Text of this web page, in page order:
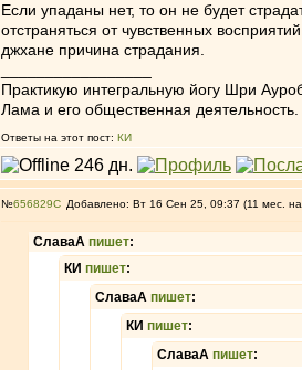
Если упаданы нет, то он не будет
отстраняться от чувственных
джхане причина страдания.
Практикую интегральную йогу Шри
Лама и его общественная деятельность.
Ответы на этот пост: КИ
№656829 Добавлено: Вт 16 Сен 25, 09:37 (11 мес.
СлаваА пишет:
КИ пишет:
СлаваА пишет:
КИ пишет:
СлаваА пишет: